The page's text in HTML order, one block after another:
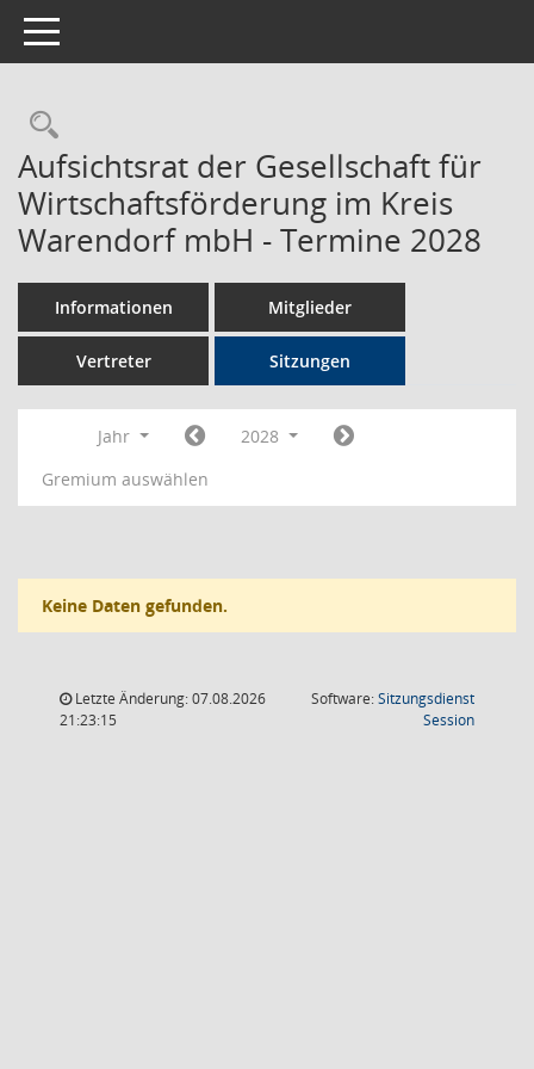
Toggle navigation
Rechercheauswahl
Aufsichtsrat der Gesellschaft für
Wirtschaftsförderung im Kreis
Warendorf mbH - Termine 2028
Informationen Mitglieder
Vertreter Sitzungen
Jahr
2028
Gremium auswählen
Keine Daten gefunden.
Letzte Änderung: 07.08.2026
21:23:15
Software:Sitzungsdienst
Session(Wird in